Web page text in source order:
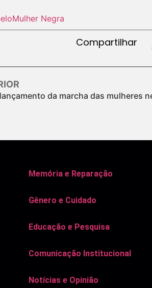
Mulher Negra
Compartilhar
da marcha das mulheres
Memória e Reparação
Gênero e Cuidado
Educação e Pesquisa
Comunicação Institucional
Notícias e Opinião